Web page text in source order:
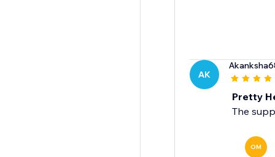
AK
Pretty
The
OM